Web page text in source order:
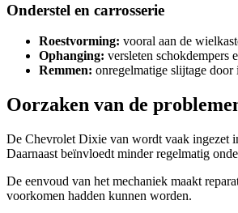
Onderstel en carrosserie
Roestvorming: vooral aan de
Ophanging: versleten schokdempers
Remmen: onregelmatige slijtage
Oorzaken van de
De Chevrolet Dixie van wordt vaak ingezet
Daarnaast beïnvloedt minder regelmatig
De eenvoud van het mechaniek maakt
voorkomen hadden kunnen worden.